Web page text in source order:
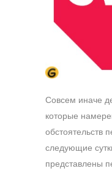
Совсем иначе
которые
обстоятельств
следующие
представлены